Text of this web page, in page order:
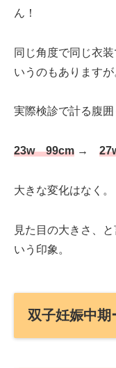
ん！
同じ角度で同じ衣
いうのもありますが
実際検診で計る腹囲
23w 99cm →
大きな変化はなく。
見た目の大きさ、
いう印象。
双子妊娠中期